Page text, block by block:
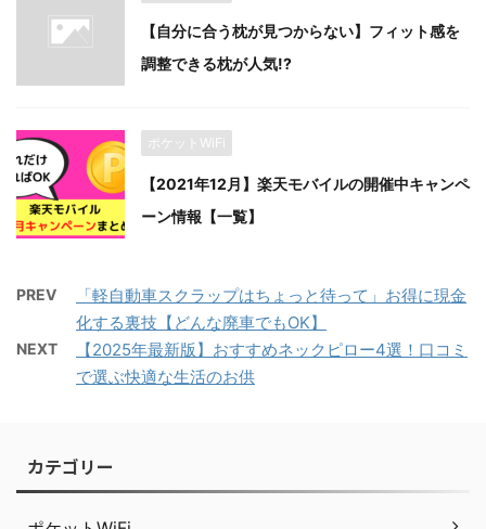
【自分に合う枕が見つからない】フィット感を
調整できる枕が人気!?
ポケットWiFi
【2021年12月】楽天モバイルの開催中キャンペ
ーン情報【一覧】
PREV
「軽自動車スクラップはちょっと待って」お得に現金
化する裏技【どんな廃車でもOK】
NEXT
【2025年最新版】おすすめネックピロー4選！口コミ
で選ぶ快適な生活のお供
カテゴリー